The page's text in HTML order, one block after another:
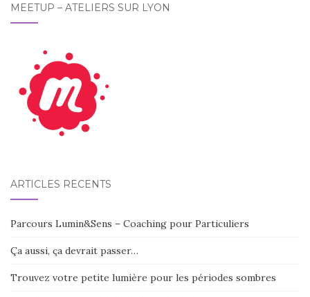
MEETUP – ATELIERS SUR LYON
ARTICLES RÉCENTS
Parcours Lumin&Sens – Coaching pour Particuliers
Ça aussi, ça devrait passer…
Trouvez votre petite lumière pour les périodes sombres